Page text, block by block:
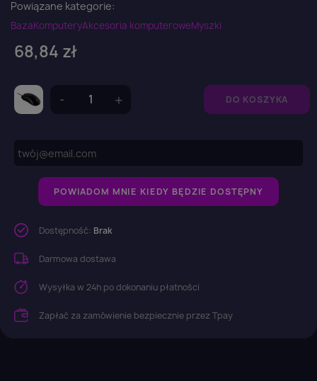
Powiązane kategorie:
BazaKomputeryAkcesoria komputeroweMyszki
68,84 zł
DO KOSZYKA
POWIADOM MNIE KIEDY BĘDZIE DOSTĘPNY
Dostępność: Brak
Darmowa dostawa
Wysyłka w 24h po dokonaniu płatności
Zapłać za zamówienie bezpiecznie przez Tpay